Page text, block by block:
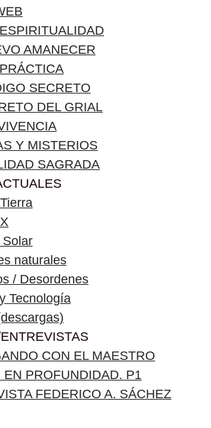
AMANECER
SECRETO
DEL GRIAL
Y MISTERIOS
SAGRADA
Solar
naturales
/ Desordenes
Tecnología
CON EL MAESTRO
EN PROFUNDIDAD. P1
FEDERICO A. SÁCHEZ